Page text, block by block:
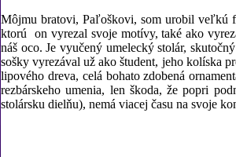
Môjmu bratovi, Paľoškovi, som urobil veľkú
ktorú on vyrezal svoje motívy, také ako
náš oco. Je vyučený umelecký stolár,
sošky vyrezával už ako študent, jeho kolíska
lipového dreva, celá bohato zdobená
rezbárskeho umenia, len škoda, že popri
stolársku dielňu), nemá viacej času na svoje